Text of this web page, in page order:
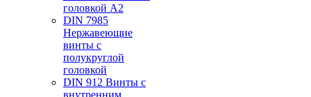
головкой А2
DIN 7985
Нержавеющие
винты с
полукруглой
головкой
DIN 912 Винты с
внутренним